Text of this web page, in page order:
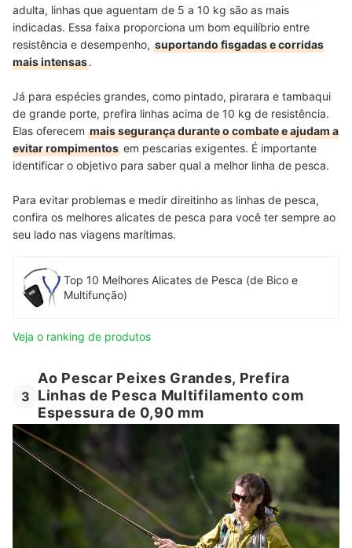
adulta, linhas que aguentam de 5 a 10 kg são as mais
indicadas. Essa faixa proporciona um bom equilíbrio entre
resistência e desempenho, suportando fisgadas e corridas
mais intensas.
Já para espécies grandes, como pintado, pirarara e tambaqui
de grande porte, prefira linhas acima de 10 kg de resistência.
Elas oferecem mais segurança durante o combate e ajudam a
evitar rompimentos em pescarias exigentes. É importante
identificar o objetivo para saber qual a melhor linha de pesca.
Para evitar problemas e medir direitinho as linhas de pesca,
confira os melhores alicates de pesca para você ter sempre ao
seu lado nas viagens marítimas.
Top 10 Melhores Alicates de Pesca (de Bico e
Multifunção)
Veja o ranking de produtos
3
Ao Pescar Peixes Grandes, Prefira
Linhas de Pesca Multifilamento com
Espessura de 0,90 mm